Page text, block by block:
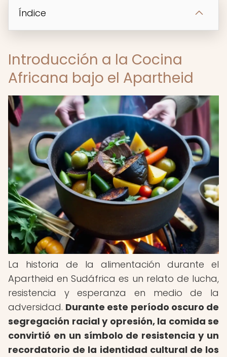
Índice
Introducción a la Cocina
Africana bajo el Apartheid
La historia de la alimentación durante el
Apartheid en Sudáfrica es un relato de lucha,
resistencia y esperanza en medio de la
adversidad. Durante este período oscuro de
segregación racial y opresión, la comida se
convirtió en un símbolo de resistencia y un
recordatorio de la identidad cultural de los